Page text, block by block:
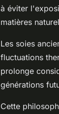
à éviter
matières
Les soies
fluctuations
prolonge
générations
Cette